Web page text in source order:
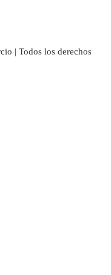
| Todos los derechos